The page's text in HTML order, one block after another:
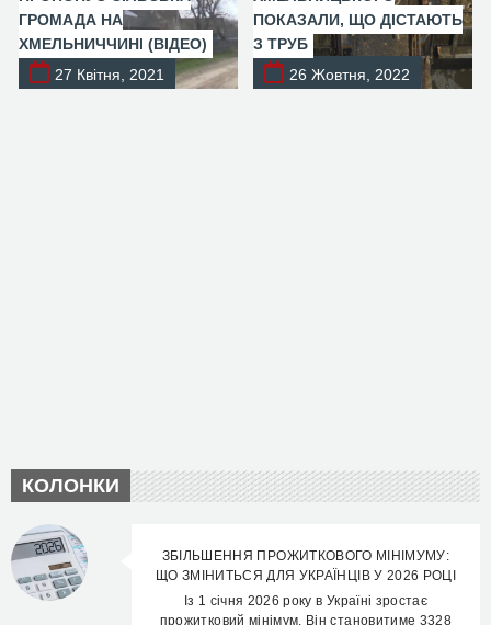
ГРОМАДА НА
ХМЕЛЬНИЧЧИНІ (ВІДЕО)
27 Квітня, 2021
ПОКАЗАЛИ, ЩО ДІСТАЮТЬ
З ТРУБ
26 Жовтня, 2022
КОЛОНКИ
ЗБІЛЬШЕННЯ ПРОЖИТКОВОГО МІНІМУМУ:
ЩО ЗМІНИТЬСЯ ДЛЯ УКРАЇНЦІВ У 2026 РОЦІ
Із 1 січня 2026 року в Україні зростає
прожитковий мінімум. Він становитиме 3328